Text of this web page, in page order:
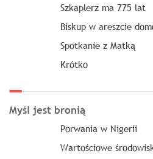
Szkaplerz ma 775 lat
Biskup w areszcie
Spotkanie z Matką
Krótko
Myśl jest bronią
Porwania w Nigerii
Wartościowe